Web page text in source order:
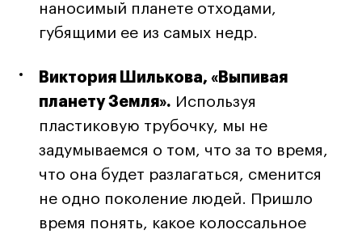
Вопросы и ответы
Ассоциация выпускников
Центр карьеры
Живые проекты
Конкурсы
Участие в выставках
Летние стажировки
наносимый планете отходами,
губящими ее из самых недр.
Виктория Шилькова, «Выпивая
планету Земля». Используя
пластиковую трубочку, мы не
задумываемся о том, что за то время,
что она будет разлагаться, сменится
не одно поколение людей. Пришло
время понять, какое колоссальное